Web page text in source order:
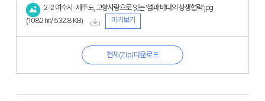
2-2 여수시-제주도, 고향사랑으로 잇는 ‘섬과 바다의 상생협력’.jpg
(1082 hit/ 532.8 KB)
미리보기
전체(Zip)다운로드